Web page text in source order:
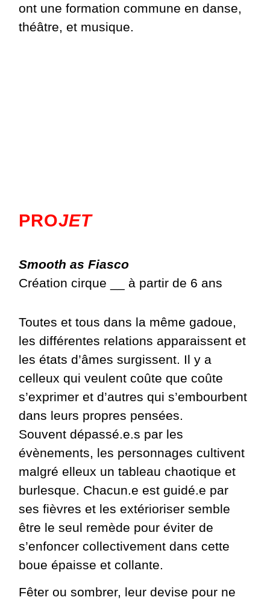
ont une formation commune en danse,
théâtre, et musique.
PROJET
Smooth as Fiasco
Création cirque __ à partir de 6 ans
Toutes et tous dans la même gadoue,
les différentes relations apparaissent et
les états d’âmes surgissent. Il y a
celleux qui veulent coûte que coûte
s’exprimer et d’autres qui s’embourbent
dans leurs propres pensées.
Souvent dépassé.e.s par les
évènements, les personnages cultivent
malgré elleux un tableau chaotique et
burlesque. Chacun.e est guidé.e par
ses fièvres et les extérioriser semble
être le seul remède pour éviter de
s’enfoncer collectivement dans cette
boue épaisse et collante.
Fêter ou sombrer, leur devise pour ne